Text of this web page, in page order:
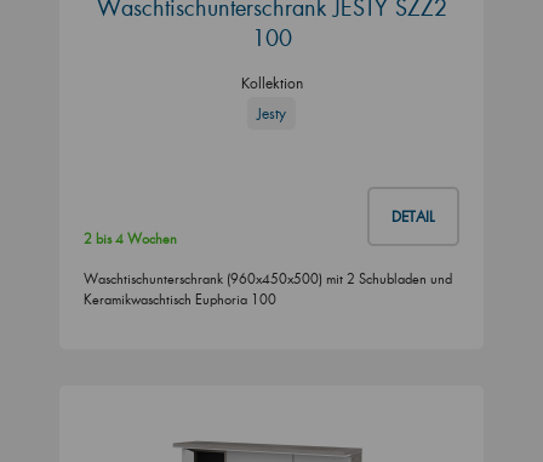
Waschtischunterschrank JESTY SZZ2
100
Kollektion
Jesty
DETAIL
2 bis 4 Wochen
Waschtischunterschrank (960x450x500) mit 2 Schubladen und
Keramikwaschtisch Euphoria 100